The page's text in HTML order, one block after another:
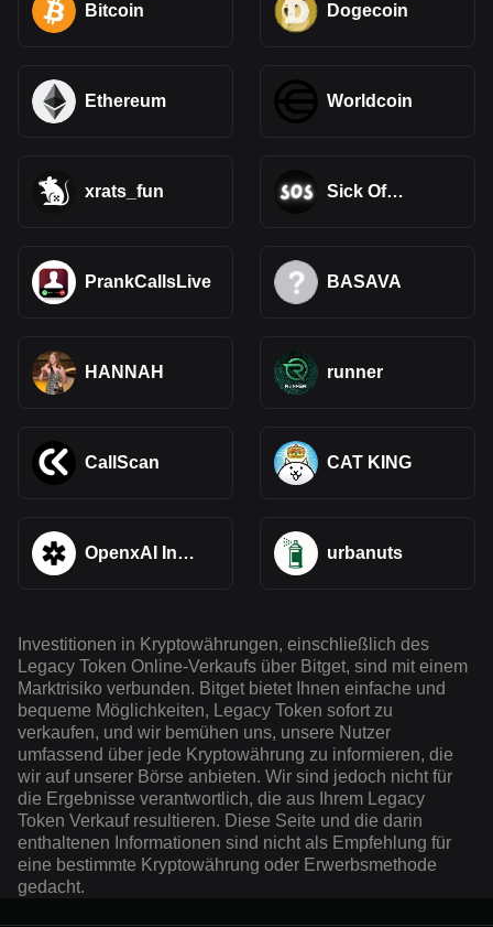
Bitcoin Dogecoin
Ethereum Worldcoin
xrats_fun
Sick Of
PrankCallsLive BASAVA
HANNAH runner
CallScan CAT KING
OpenxAI In
urbanuts
Investitionen in Kryptowährungen, einschließlich des
Legacy Token Online-Verkaufs über Bitget, sind mit einem
Marktrisiko verbunden. Bitget bietet Ihnen einfache und
bequeme Möglichkeiten, Legacy Token sofort zu
verkaufen, und wir bemühen uns, unsere Nutzer
umfassend über jede Kryptowährung zu informieren, die
wir auf unserer Börse anbieten. Wir sind jedoch nicht für
die Ergebnisse verantwortlich, die aus Ihrem Legacy
Token Verkauf resultieren. Diese Seite und die darin
enthaltenen Informationen sind nicht als Empfehlung für
eine bestimmte Kryptowährung oder Erwerbsmethode
gedacht.